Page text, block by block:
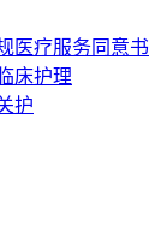
医疗服务同意书
床护理
护